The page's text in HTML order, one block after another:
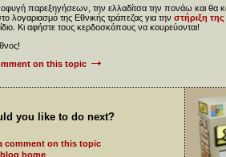
παρεξηγήσεων, την ελλαδίτσα την πονάω και θα
λογαριασμό της Εθνικής τράπεζας για την στήριξη
Κι αφήστε τους κερδοσκόπους να κουρεύονται!
on this topic
you like to do next?
comment on this topic
home